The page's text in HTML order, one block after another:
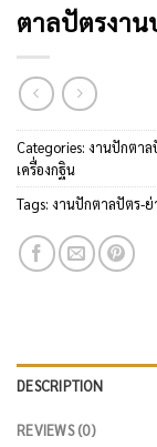
ตาลปัตรงา
Categories: งานปักตา
เครื่องกฐิน
Tags: งานปักตาลปัตร-
DESCRIPTION
REVIEWS (0)